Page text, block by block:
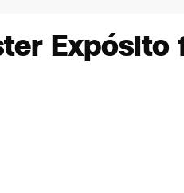
Expósito